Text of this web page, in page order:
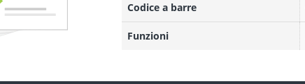
Codice a barre
Funzioni